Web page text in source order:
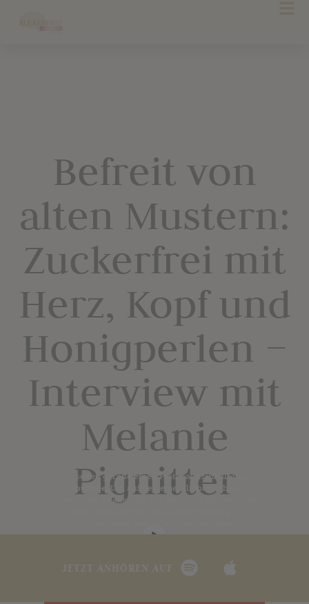
Befreit von
alten Mustern:
Zuckerfrei mit
Herz, Kopf und
Honigperlen –
Interview mit
Melanie
Pignitter
Sie sehen gerade einen Platzhalterinhalt von
YouTube . Um auf den eigentlichen Inhalt
zuzugreifen, klicken Sie auf die Schaltfläche unten.
Inhalt entsperren
JETZT ANHÖREN AUF